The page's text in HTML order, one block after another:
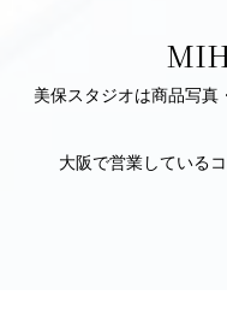
美保スタジオは商品写真
大阪で営業している